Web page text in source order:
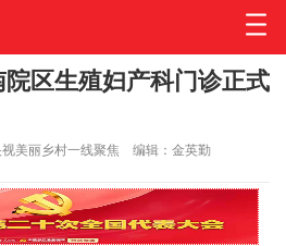
区生殖妇产科门诊正式
美丽乡村一线聚焦 编辑：金英勤